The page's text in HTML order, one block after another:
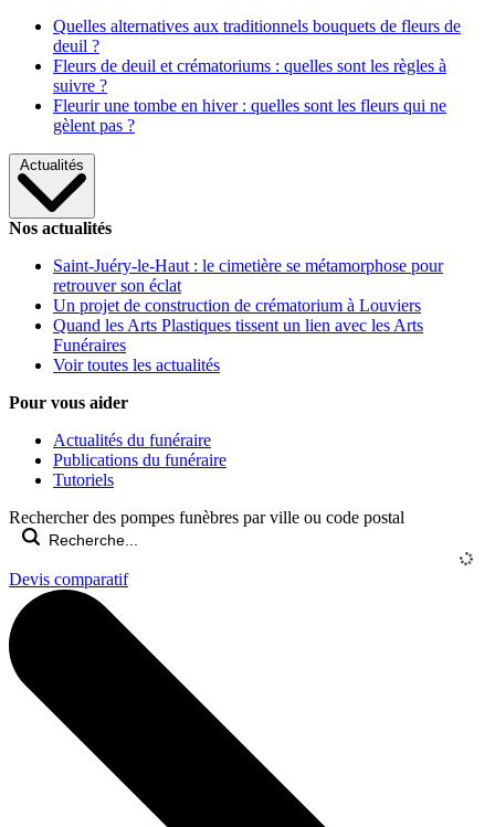
Quelles alternatives aux traditionnels bouquets de fleurs de
deuil ?
Fleurs de deuil et crématoriums : quelles sont les règles à
suivre ?
Fleurir une tombe en hiver : quelles sont les fleurs qui ne
gèlent pas ?
Actualités
Nos actualités
Saint-Juéry-le-Haut : le cimetière se métamorphose pour
retrouver son éclat
Un projet de construction de crématorium à Louviers
Quand les Arts Plastiques tissent un lien avec les Arts
Funéraires
Voir toutes les actualités
Pour vous aider
Actualités du funéraire
Publications du funéraire
Tutoriels
Rechercher des pompes funèbres par ville ou code postal
Devis comparatif